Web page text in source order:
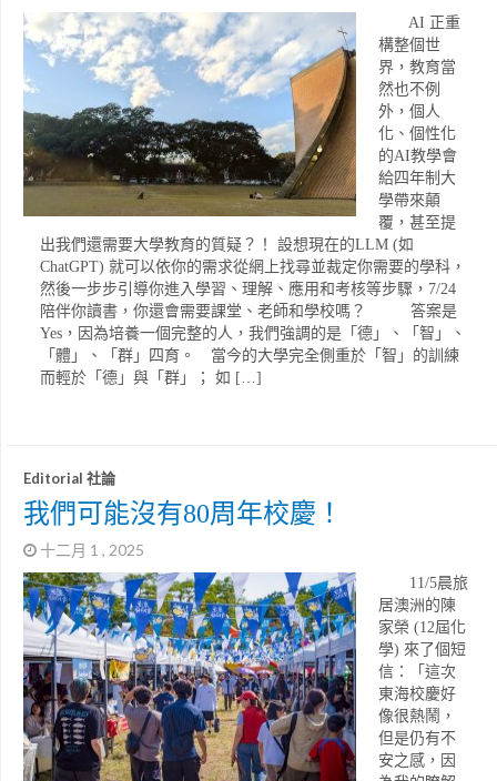
AI 正重
構整個世
界，教育當
然也不例
外，個人
化、個性化
的AI教學會
給四年制大
學帶來顛
覆，甚至提
出我們還需要大學教育的質疑？！ 設想現在的LLM (如
ChatGPT) 就可以依你的需求從網上找尋並裁定你需要的學科，
然後一步步引導你進入學習、理解、應用和考核等步驟，7/24
陪伴你讀書，你還會需要課堂、老師和學校嗎？ 答案是
Yes，因為培養一個完整的人，我們強調的是「德」、「智」、
「體」、「群」四育。 當今的大學完全側重於「智」的訓練
而輕於「德」與「群」； 如 […]
Editorial 社論
我們可能沒有80周年校慶！
十二月 1 , 2025
11/5晨旅
居澳洲的陳
家榮 (12屆化
學) 來了個短
信：「這次
東海校慶好
像很熱鬧，
但是仍有不
安之感，因